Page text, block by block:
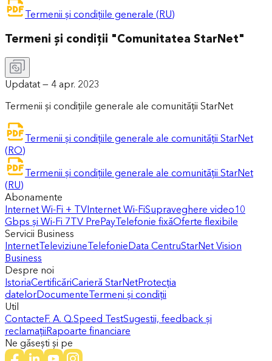
Termenii și condițiile generale (RU)
Termeni și condiții "Comunitatea StarNet"
Updatat — 4 apr. 2023
Termenii și condițiile generale ale comunității StarNet
Termenii și condițiile generale ale comunității StarNet
(RO)
Termenii și condițiile generale ale comunității StarNet
(RU)
Abonamente
Internet Wi-Fi + TVInternet Wi-FiSupraveghere video10
Gbps și Wi-Fi 7TV PrePayTelefonie fixăOferte flexibile
Servicii Business
InternetTeleviziuneTelefonieData CentruStarNet Vision
Business
Despre noi
IstoriaCertificăriCarieră StarNetProtecția
datelorDocumenteTermeni și condiții
Util
ContacteF. A. Q.Speed TestSugestii, feedback și
reclamațiiRapoarte financiare
Ne găsești și pe